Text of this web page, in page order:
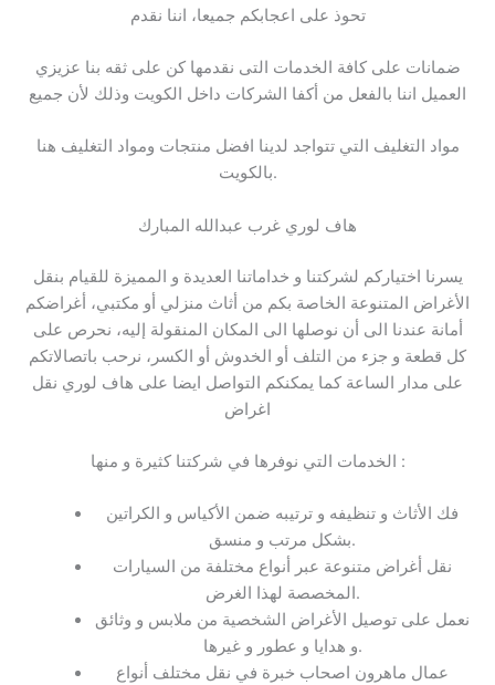
تحوذ على اعجابكم جميعا، اننا نقدم
ضمانات على كافة الخدمات التى نقدمها كن على ثقه بنا عزيزي
العميل اننا بالفعل من أكفا الشركات داخل الكويت وذلك لأن جميع
مواد التغليف التي تتواجد لدينا افضل منتجات ومواد التغليف هنا
بالكويت.
هاف لوري غرب عبدالله المبارك
يسرنا اختياركم لشركتنا و خداماتنا العديدة و المميزة للقيام بنقل
الأغراض المتنوعة الخاصة بكم من أثاث منزلي أو مكتبي، أغراضكم
أمانة عندنا الى أن نوصلها الى المكان المنقولة إليه، نحرص على
كل قطعة و جزء من التلف أو الخدوش أو الكسر، نرحب باتصالاتكم
على مدار الساعة كما يمكنكم التواصل ايضا على هاف لوري نقل
اغراض
الخدمات التي نوفرها في شركتنا كثيرة و منها :
فك الأثاث و تنظيفه و ترتيبه ضمن الأكياس و الكراتين
بشكل مرتب و منسق.
نقل أغراض متنوعة عبر أنواع مختلفة من السيارات
المخصصة لهذا الغرض.
نعمل على توصيل الأغراض الشخصية من ملابس و وثائق
و هدايا و عطور و غيرها.
عمال ماهرون اصحاب خبرة في نقل مختلف أنواع